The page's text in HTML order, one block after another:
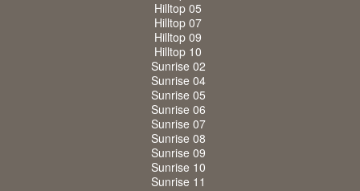
Hilltop 05
Hilltop 07
Hilltop 09
Hilltop 10
Sunrise 02
Sunrise 04
Sunrise 05
Sunrise 06
Sunrise 07
Sunrise 08
Sunrise 09
Sunrise 10
Sunrise 11